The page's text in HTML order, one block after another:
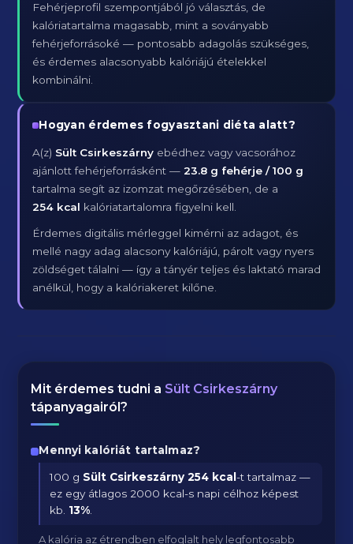
Fehérjeprofil szempontjából jó választás, de
kalóriatartalma magasabb, mint a soványabb
fehérjeforrásoké — pontosabb adagolás szükséges,
és érdemes alacsonyabb kalóriájú ételekkel
kombinálni.
Hogyan érdemes fogyasztani diéta alatt?
A(z) Sült Csirkeszárny ebédhez vagy vacsorához
ajánlott fehérjeforrásként —23.8 g fehérje / 100 g
tartalma segít az izomzat megőrzésében, de a
254 kcal kalóriatartalomra figyelni kell.
Érdemes digitális mérleggel kimérni az adagot, és
mellé nagy adag alacsony kalóriájú, párolt vagy nyers
zöldséget tálalni — így a tányér teljes és laktató marad
anélkül, hogy a kalóriakeret kilőne.
Mit érdemes tudni a Sült Csirkeszárny
tápanyagairól?
Mennyi kalóriát tartalmaz?
100 g Sült Csirkeszárny 254 kcal-t tartalmaz —
ez egy átlagos 2000 kcal-s napi célhoz képest
kb. 13%
A kalória az étrendben elfoglalt hely legfontosabb